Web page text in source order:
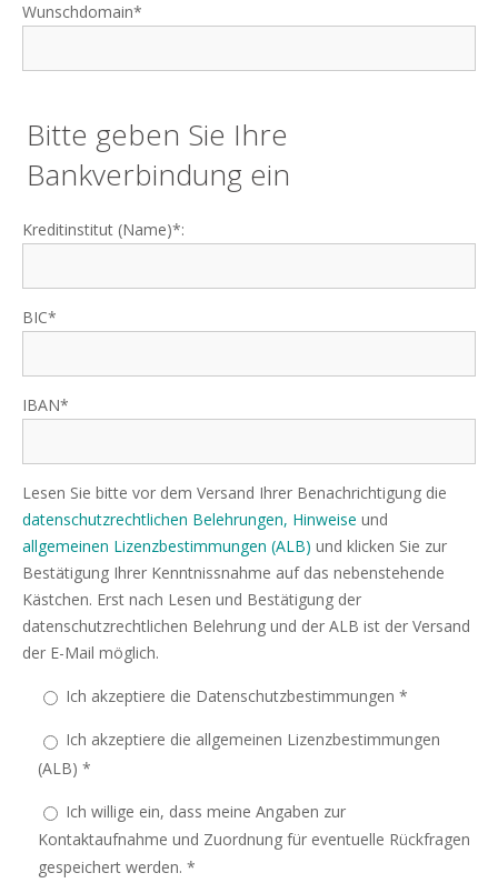
Wunschdomain*
Bitte geben Sie Ihre
Bankverbindung ein
Kreditinstitut (Name)*:
BIC*
IBAN*
Lesen Sie bitte vor dem Versand Ihrer Benachrichtigung die
datenschutzrechtlichen Belehrungen, Hinweise und
allgemeinen Lizenzbestimmungen (ALB) und klicken Sie zur
Bestätigung Ihrer Kenntnissnahme auf das nebenstehende
Kästchen. Erst nach Lesen und Bestätigung der
datenschutzrechtlichen Belehrung und der ALB ist der Versand
der E-Mail möglich.
Ich akzeptiere die Datenschutzbestimmungen *
Ich akzeptiere die allgemeinen Lizenzbestimmungen
(ALB) *
Ich willige ein, dass meine Angaben zur
Kontaktaufnahme und Zuordnung für eventuelle Rückfragen
gespeichert werden. *